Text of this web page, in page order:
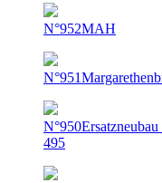
N°952MAH
N°951
N°950
495